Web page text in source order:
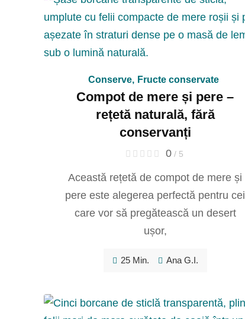
Conserve, Fructe conservate
Compot de mere și pere –
rețetă naturală, fără
conservanți
0/ 5
Această rețetă de compot de mere și
pere este alegerea perfectă pentru cei
care vor să pregătească un desert
ușor,
25 Min. Ana G.I.